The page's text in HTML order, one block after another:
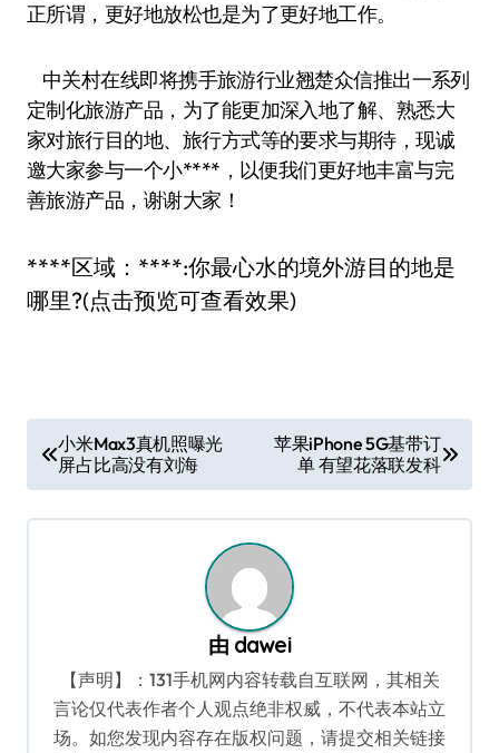
正所谓，更好地放松也是为了更好地工作。
中关村在线即将携手旅游行业翘楚众信推出一系列
定制化旅游产品，为了能更加深入地了解、熟悉大
家对旅行目的地、旅行方式等的要求与期待，现诚
邀大家参与一个小****，以便我们更好地丰富与完
善旅游产品，谢谢大家！
****区域：****:你最心水的境外游目的地是
哪里?(点击预览可查看效果)
章
导
小米Max3真机照曝光
屏占比高没有刘海
苹果iPhone 5G基带订
单 有望花落联发科
由 dawei
【声明】：131手机网内容转载自互联网，其相关
言论仅代表作者个人观点绝非权威，不代表本站立
场。如您发现内容存在版权问题，请提交相关链接